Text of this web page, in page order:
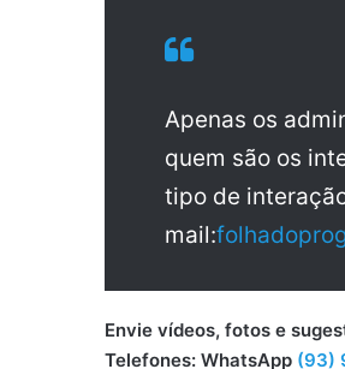
Apenas os
quem são os
tipo de
mail:
Envie vídeos, fotos e
Telefones: WhatsApp (93)